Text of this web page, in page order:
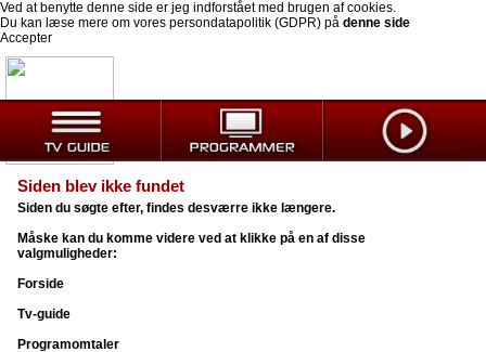
Ved at benytte denne side er jeg indforstået med brugen af cookies.
Du kan læse mere om vores persondatapolitik (GDPR) på denne side
Accepter
Siden blev ikke fundet
Siden du søgte efter, findes desværre ikke længere.
Måske kan du komme videre ved at klikke på en af disse
valgmuligheder:
Forside
Tv-guide
Programomtaler